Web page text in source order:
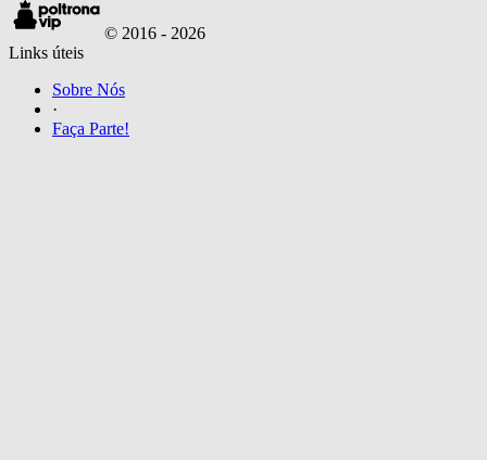
© 2016 - 2026
Links úteis
Sobre Nós
·
Faça Parte!